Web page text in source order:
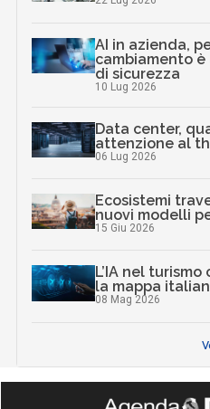
AI in azienda,
cambiamento
di sicurezza
10 Lug 2026
Data center,
attenzione al
06 Lug 2026
Ecosistemi
nuovi modelli
15 Giu 2026
L’IA nel
la mappa
08 Mag 2026